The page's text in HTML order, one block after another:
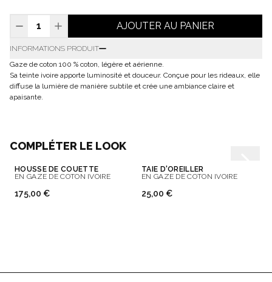
AJOUTER AU PANIER
INFORMATIONS PRODUIT
Gaze de coton 100 % coton, légère et aérienne.
Sa teinte ivoire apporte luminosité et douceur. Conçue pour les rideaux, elle
diffuse la lumière de manière subtile et crée une ambiance claire et
apaisante.
COMPLÉTER LE LOOK
HOUSSE DE COUETTE
EN GAZE DE COTON IVOIRE
175,00 €
TAIE D'OREILLER
EN GAZE DE COTON IVOIRE
25,00 €